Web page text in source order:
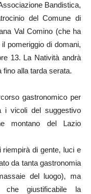
Bandistica,
del Comune di
Val Comino (che ha
pomeriggio di domani,
13. La Natività andrà
fino alla tarda serata.
gastronomico per
i vicoli del suggestivo
montano del Lazio
di gente, luci e
da tanta gastronomia
del luogo), ma
giustificabile la